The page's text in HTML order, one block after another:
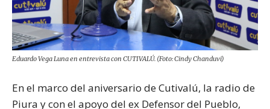
Eduardo Vega Luna en entrevista con CUTIVALÚ. (Foto: Cindy Chanduvi)
En el marco del aniversario de Cutivalú, la radio de
Piura y con el apoyo del ex Defensor del Pueblo,